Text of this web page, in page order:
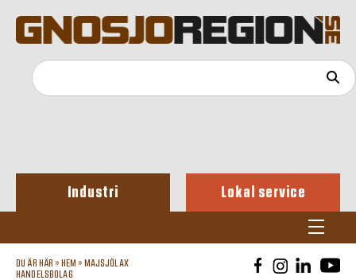
Industri Lokal service
DU ÄR HÄR » HEM » MAJSJÖLAX
HANDELSBOLAG